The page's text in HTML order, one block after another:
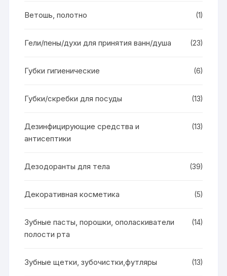
Ветошь, полотно (1)
Гели/пены/духи для принятия ванн/душа (23)
Губки гигиенические (6)
Губки/скребки для посуды (13)
Дезинфицирующие средства и
антисептики
(13)
Дезодоранты для тела (39)
Декоративная косметика (5)
Зубные пасты, порошки, ополаскиватели
полости рта
(14)
Зубные щетки, зубочистки,футляры (13)